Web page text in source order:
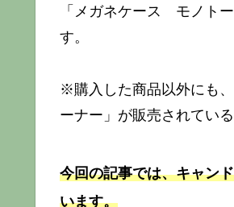
「メガネケース モノト
す。
※購入した商品以外にも
ーナー」が販売されてい
今回の記事では、キャン
います。